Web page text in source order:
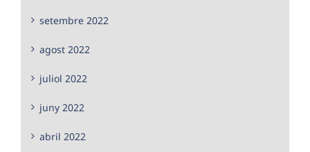
setembre 2022
agost 2022
juliol 2022
juny 2022
abril 2022